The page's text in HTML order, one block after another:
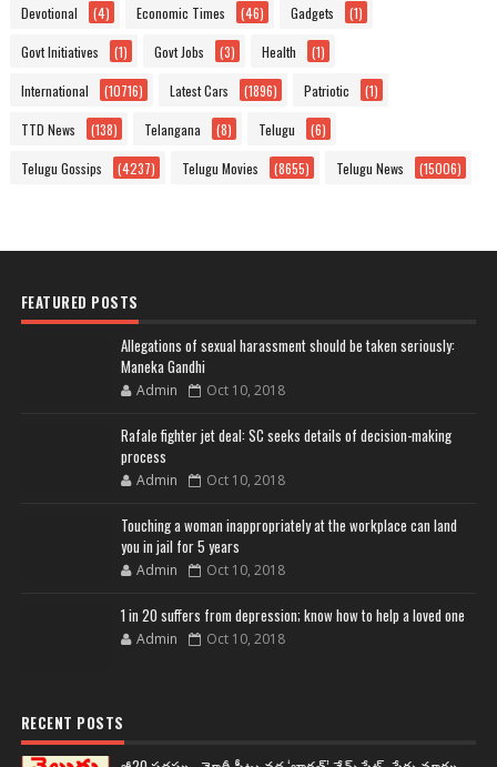
Devotional (4) Economic Times (46) Gadgets (1)
Govt Initiatives (1) Govt Jobs (3) Health (1)
International (10716) Latest Cars (1896) Patriotic (1)
TTD News (138) Telangana (8) Telugu (6)
Telugu Gossips (4237) Telugu Movies (8655) Telugu News (15006)
FEATURED POSTS
Allegations of sexual harassment should be taken seriously:
Maneka Gandhi
Admin Oct 10, 2018
Rafale fighter jet deal: SC seeks details of decision-making
process
Admin Oct 10, 2018
Touching a woman inappropriately at the workplace can land
you in jail for 5 years
Admin Oct 10, 2018
1 in 20 suffers from depression; know how to help a loved one
Admin Oct 10, 2018
RECENT POSTS